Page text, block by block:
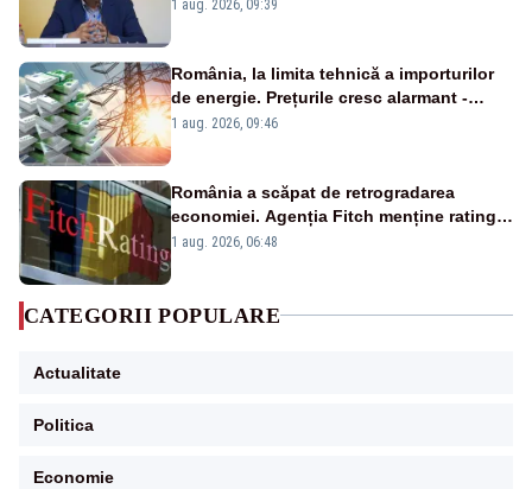
1 aug. 2026, 09:39
România, la limita tehnică a importurilor
de energie. Prețurile cresc alarmant -
Analiză Realitatea Plus
1 aug. 2026, 09:46
România a scăpat de retrogradarea
economiei. Agenția Fitch menține ratingul
„BBB-” cu perspectivă negativă
1 aug. 2026, 06:48
CATEGORII POPULARE
Actualitate
Politica
Economie